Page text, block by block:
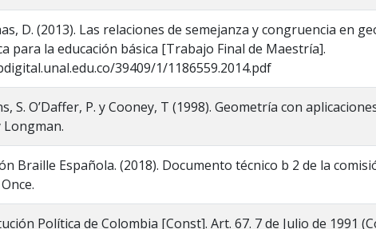
D. (2013). Las relaciones de semejanza y congruencia en
para la educación básica [Trabajo Final de Maestría].
39409/1/1186559.2014.pdf
S. O’Daffer, P. y Cooney, T (1998). Geometría con
Longman.
Braille Española. (2018). Documento técnico b 2 de la
Política de Colombia [Const]. Art. 67. 7 de Julio de 1991